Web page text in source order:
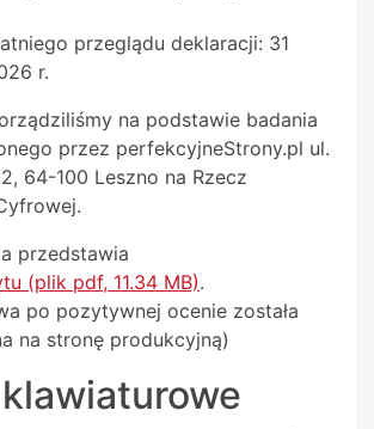
przeglądu deklaracji: 31
r.
na podstawie badania
przez perfekcyjneStrony.pl ul.
64-100 Leszno na Rzecz
przedstawia
(plik pdf, 11.34 MB).
po pozytywnej ocenie została
na stronę produkcyjną)